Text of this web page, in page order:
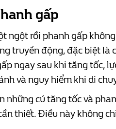
gấp
ngột rồi phanh gấp
truyền động, đặc biệt là
ngay sau khi tăng tốc,
và nguy hiểm khi di
những cú tăng tốc và
thiết. Điều này không